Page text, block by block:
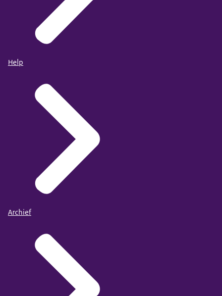
Help
Archief